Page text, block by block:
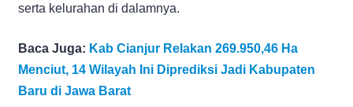
serta kelurahan di dalamnya.
Baca Juga: Kab Cianjur Relakan 269.950,46 Ha
Menciut, 14 Wilayah Ini Diprediksi Jadi Kabupaten
Baru di Jawa Barat